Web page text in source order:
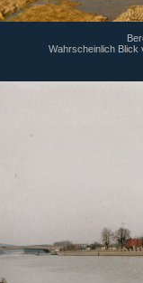
Wahrscheinlich Blick